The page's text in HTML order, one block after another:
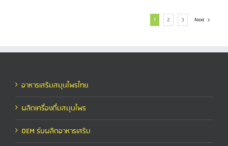
1 2 3 Next
อาหารเสริมสมุนไพรไทย
ผลิตเครื่องดื่มสมุนไพร
OEM รับผลิตอาหารเสริม